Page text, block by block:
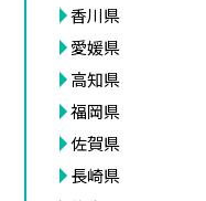
香川県
愛媛県
高知県
福岡県
佐賀県
長崎県